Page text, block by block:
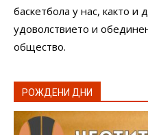
баскетбола у нас, както и
удоволствието и
общество.
РОЖДЕНИ ДНИ